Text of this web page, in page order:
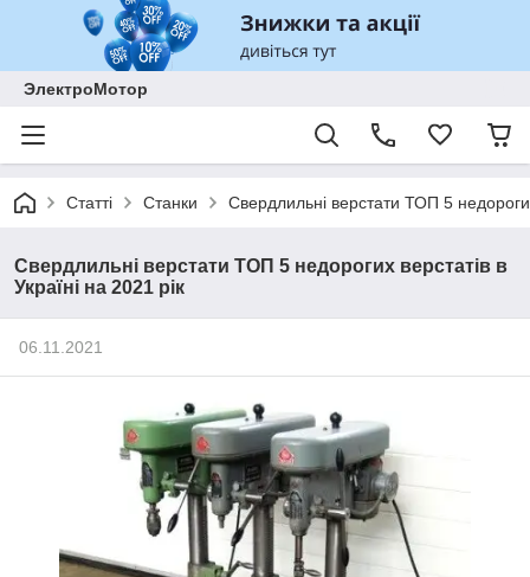
ЭлектроМотор
Статті Станки Свердлильні верстати ТОП 5
Свердлильні верстати ТОП 5 недорогих верстатів в
Україні на 2021 рік
06.11.2021